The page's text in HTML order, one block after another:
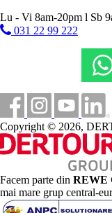
prosoape
de 4-5 ori
Activitati sportive
tenis de
teren de tenis
volei
bocce
programe
saptamana
Activitati sportive
biliard
jocuri
Mese
Lu - Vi 8am-20pm l Sb
031 22 99 222
Copyright © 2026,
Facem parte din REWE
mai mare grup central-